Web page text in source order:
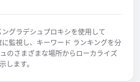
グラデシュプロキシを使用して
に監視し、キーワード ランキングを分
のさまざまな場所からローカライズ
します。